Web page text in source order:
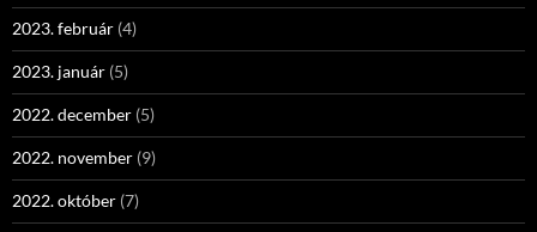
2023. február (4)
2023. január (5)
2022. december (5)
2022. november (9)
2022. október (7)